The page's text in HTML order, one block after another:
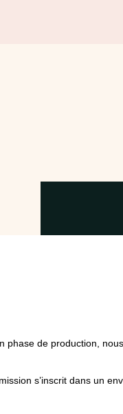
phase de production,
s’inscrit dans un